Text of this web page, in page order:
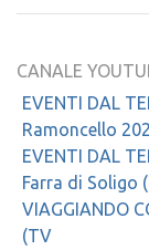
CANALE
EVENTI DAL
Ramoncello
EVENTI DAL
Farra di Soligo
VIAGGIANDO
(TV